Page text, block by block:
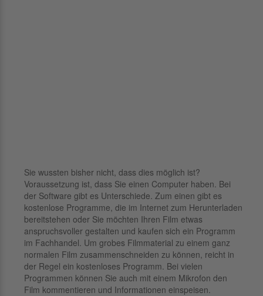
Sie wussten bisher nicht, dass dies möglich ist?
Voraussetzung ist, dass Sie einen Computer haben. Bei
der Software gibt es Unterschiede. Zum einen gibt es
kostenlose Programme, die im Internet zum Herunterladen
bereitstehen oder Sie möchten Ihren Film etwas
anspruchsvoller gestalten und kaufen sich ein Programm
im Fachhandel. Um grobes Filmmaterial zu einem ganz
normalen Film zusammenschneiden zu können, reicht in
der Regel ein kostenloses Programm. Bei vielen
Programmen können Sie auch mit einem Mikrofon den
Film kommentieren und Informationen einspeisen.